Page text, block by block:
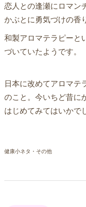
恋人との逢瀬にロマン
かぶとに勇気づけの香
和製アロマテラピーと
づいていたようです。
日本に改めてアロマテ
のこと。今いちど昔に
はじめてみてはいかで
健康小ネタ・その他